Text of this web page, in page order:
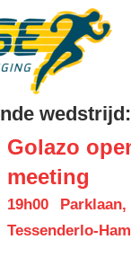
wedstrijd:
Golazo
meeting
19h00
Parklaan,
Tessenderlo-Ham